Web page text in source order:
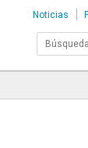
Noticias